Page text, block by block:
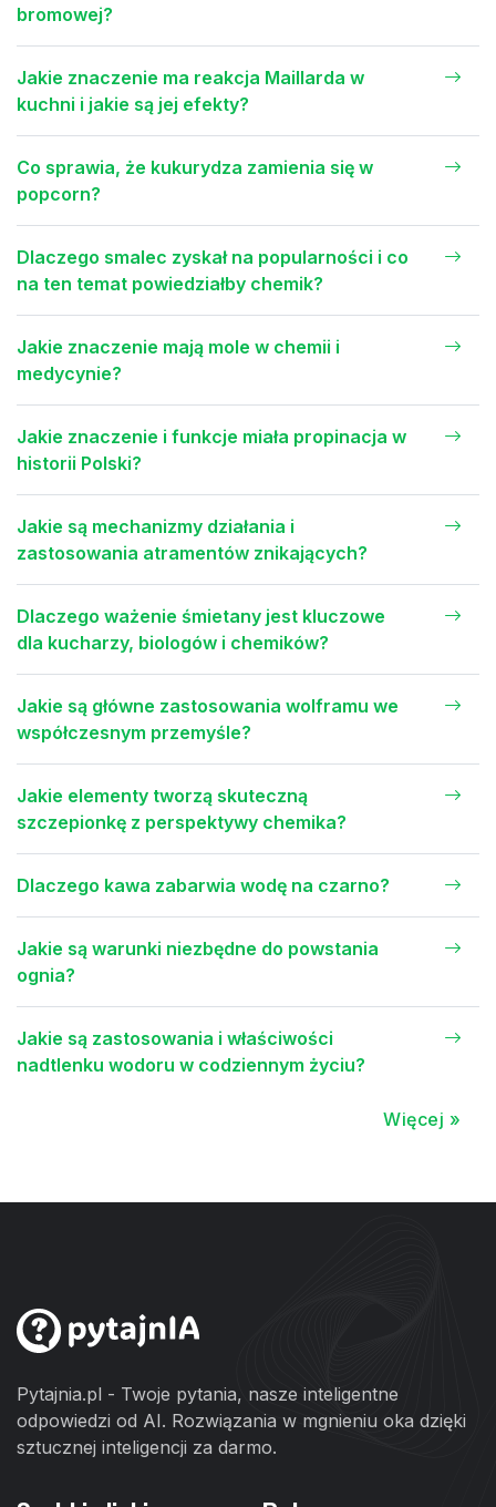
bromowej?
Jakie znaczenie ma reakcja Maillarda w
kuchni i jakie są jej efekty?
Co sprawia, że kukurydza zamienia się w
popcorn?
Dlaczego smalec zyskał na popularności i co
na ten temat powiedziałby chemik?
Jakie znaczenie mają mole w chemii i
medycynie?
Jakie znaczenie i funkcje miała propinacja w
historii Polski?
Jakie są mechanizmy działania i
zastosowania atramentów znikających?
Dlaczego ważenie śmietany jest kluczowe
dla kucharzy, biologów i chemików?
Jakie są główne zastosowania wolframu we
współczesnym przemyśle?
Jakie elementy tworzą skuteczną
szczepionkę z perspektywy chemika?
Dlaczego kawa zabarwia wodę na czarno?
Jakie są warunki niezbędne do powstania
ognia?
Jakie są zastosowania i właściwości
nadtlenku wodoru w codziennym życiu?
Więcej »
Pytajnia.pl - Twoje pytania, nasze inteligentne
odpowiedzi od AI. Rozwiązania w mgnieniu oka dzięki
sztucznej inteligencji za darmo.